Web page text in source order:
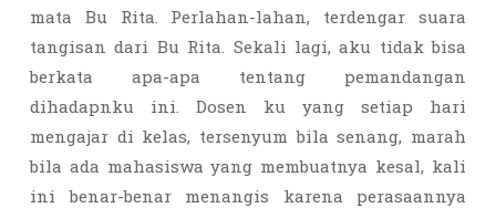
mata Bu Rita. Perlahan-lahan, terdengar suara
tangisan dari Bu Rita. Sekali lagi, aku tidak bisa
berkata apa-apa tentang pemandangan
dihadapnku ini. Dosen ku yang setiap hari
mengajar di kelas, tersenyum bila senang, marah
bila ada mahasiswa yang membuatnya kesal, kali
ini benar-benar menangis karena perasaannya